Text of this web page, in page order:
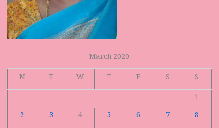
March 2020
M
T W T F S
S
1
2
3 4 5 6 7
8